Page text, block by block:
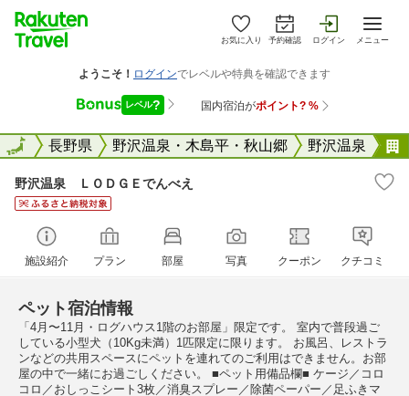
お気に入り 予約確認 ログイン メニュー
全国長野県 野沢温泉・木島平・秋山郷 野沢温泉
全国
野沢温泉 ＬＯＤＧＥでんべえ
施設紹介 プラン 部屋 写真 クーポン クチコミ
ペット宿泊情報
「4月〜11月・ログハウス1階のお部屋」限定です。 室内で普段過ご
している小型犬（10Kg未満）1匹限定に限ります。 お風呂、レストラ
ンなどの共用スペースにペットを連れてのご利用はできません。お部
屋の中で一緒にお過ごしください。 ■ペット用備品欄■ ケージ／コロ
コロ／おしっこシート3枚／消臭スプレー／除菌ペーパー／足ふきマ